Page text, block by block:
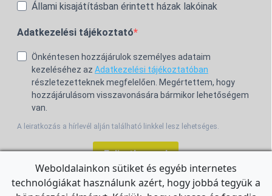
Állami kisajátításban érintett házak lakóinak
Adatkezelési tájékoztató
Önkéntesen hozzájárulok személyes adataim
kezeléséhez az Adatkezelési tájékoztatóban
részletezetteknek megfelelően. Megértettem, hogy
hozzájárulásom visszavonására bármikor lehetőségem
van.
A leiratkozás a hírlevél alján található linkkel lesz lehetséges.
Feliratkozom!
Weboldalainkon sütiket és egyéb internetes
technológiákat használunk azért, hogy jobbá tegyük a